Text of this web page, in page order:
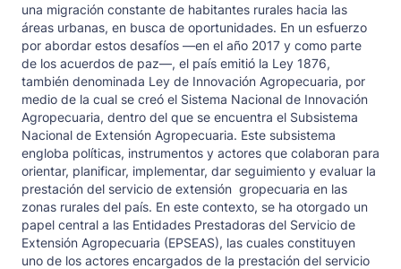
una migración constante de habitantes rurales hacia las
áreas urbanas, en busca de oportunidades. En un esfuerzo
por abordar estos desafíos —en el año 2017 y como parte
de los acuerdos de paz—, el país emitió la Ley 1876,
también denominada Ley de Innovación Agropecuaria, por
medio de la cual se creó el Sistema Nacional de Innovación
Agropecuaria, dentro del que se encuentra el Subsistema
Nacional de Extensión Agropecuaria. Este subsistema
engloba políticas, instrumentos y actores que colaboran para
orientar, planificar, implementar, dar seguimiento y evaluar la
prestación del servicio de extensión gropecuaria en las
zonas rurales del país. En este contexto, se ha otorgado un
papel central a las Entidades Prestadoras del Servicio de
Extensión Agropecuaria (EPSEAS), las cuales constituyen
uno de los actores encargados de la prestación del servicio